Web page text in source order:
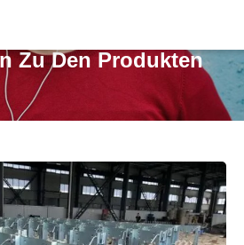
Zu Den Produkten